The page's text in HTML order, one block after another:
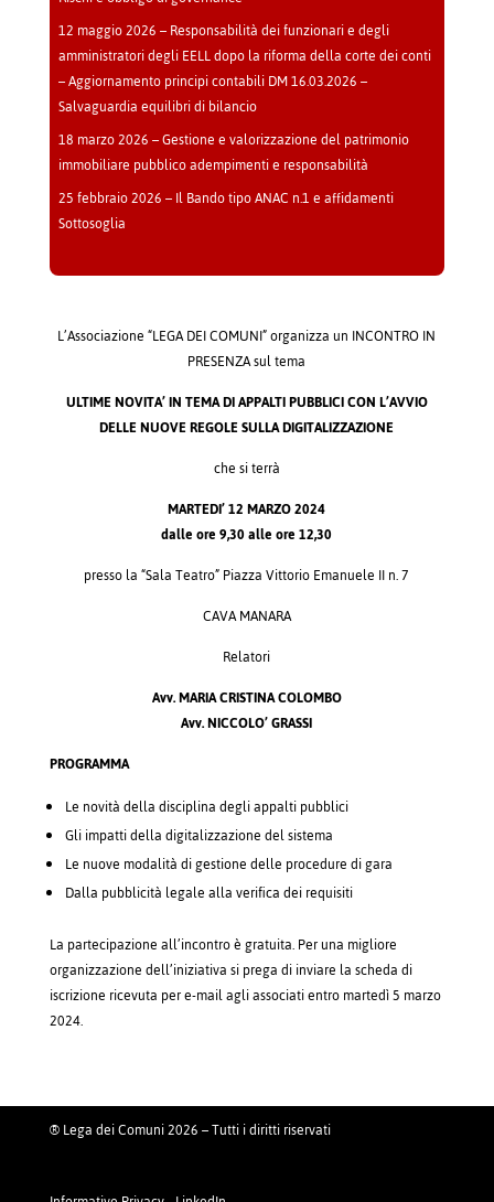
12 maggio 2026 – Responsabilità dei funzionari e degli
amministratori degli EELL dopo la riforma della corte dei conti
– Aggiornamento principi contabili DM 16.03.2026 –
Salvaguardia equilibri di bilancio
18 marzo 2026 – Gestione e valorizzazione del patrimonio
immobiliare pubblico adempimenti e responsabilità
25 febbraio 2026 – Il Bando tipo ANAC n.1 e affidamenti
Sottosoglia
L’Associazione “LEGA DEI COMUNI” organizza un INCONTRO IN
PRESENZA sul tema
ULTIME NOVITA’ IN TEMA DI APPALTI PUBBLICI CON L’AVVIO
DELLE NUOVE REGOLE SULLA DIGITALIZZAZIONE
che si terrà
MARTEDI’ 12 MARZO 2024
dalle ore 9,30 alle ore 12,30
presso la “Sala Teatro” Piazza Vittorio Emanuele II n. 7
CAVA MANARA
Relatori
Avv. MARIA CRISTINA COLOMBO
Avv. NICCOLO’ GRASSI
PROGRAMMA
Le novità della disciplina degli appalti pubblici
Gli impatti della digitalizzazione del sistema
Le nuove modalità di gestione delle procedure di gara
Dalla pubblicità legale alla verifica dei requisiti
La partecipazione all’incontro è gratuita. Per una migliore
organizzazione dell’iniziativa si prega di inviare la scheda di
iscrizione ricevuta per e-mail agli associati entro martedì 5 marzo
2024.
® Lega dei Comuni 2026 – Tutti i diritti riservati